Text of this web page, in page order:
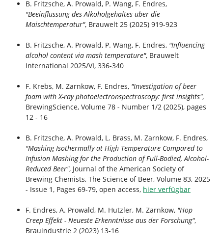
B. Fritzsche, A. Prowald, P. Wang, F. Endres,
"Beeinflussung des Alkoholgehaltes über die
Maischtemperatur", Brauwelt 25 (2025) 919-923
B. Fritzsche, A. Prowald, P. Wang, F. Endres, "Influencing
alcohol content via mash temperature", Brauwelt
International 2025/VI, 336-340
F. Krebs, M. Zarnkow, F. Endres, "Investigation of beer
foam with X-ray photoelectronspectroscopy: first insights",
BrewingScience, Volume 78 - Number 1/2 (2025), pages
12 - 16
B. Fritzsche, A. Prowald, L. Brass, M. Zarnkow, F. Endres,
"Mashing Isothermally at High Temperature Compared to
Infusion Mashing for the Production of Full-Bodied, Alcohol-
Reduced Beer", Journal of the American Society of
Brewing Chemists, The Science of Beer, Volume 83, 2025
- Issue 1, Pages 69-79, open access, hier verfügbar
F. Endres, A. Prowald, M. Hutzler, M. Zarnkow, "Hop
Creep Effekt - Neueste Erkenntnisse aus der Forschung",
Brauindustrie 2 (2023) 13-16